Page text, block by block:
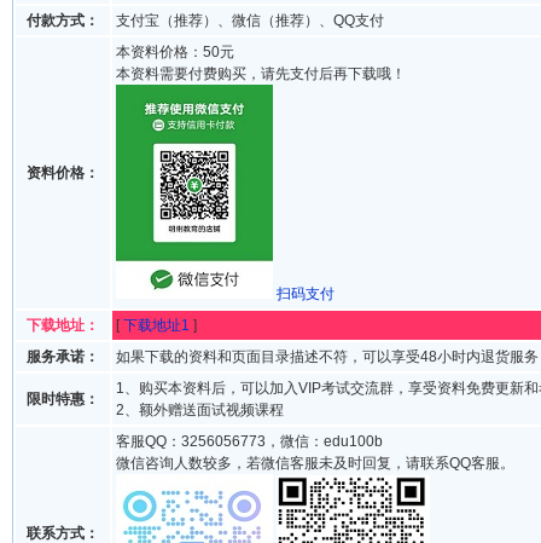
付款方式：
支付宝（推荐）、微信（推荐）、QQ支付
资料价格：
本资料价格：50元
本资料需要付费购买，请先支付后再下载哦！
扫码支付
下载地址：
[下载地址1 ]
服务承诺：
如果下载的资料和页面目录描述不符，可以享受48小时内退货服务
限时特惠：
1、购买本资料后，可以加入VIP考试交流群，享受资料免费更新
2、额外赠送面试视频课程
联系方式：
客服QQ：3256056773，微信：edu100b
微信咨询人数较多，若微信客服未及时回复，请联系QQ客服。